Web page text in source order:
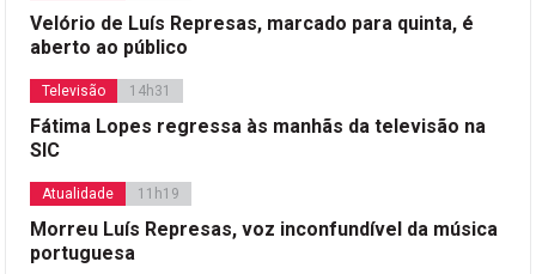
Velório de Luís Represas, marcado para quinta, é
aberto ao público
Televisão 14h31
Fátima Lopes regressa às manhãs da televisão na
SIC
Atualidade 11h19
Morreu Luís Represas, voz inconfundível da música
portuguesa